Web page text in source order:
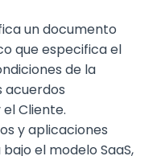
un documento
que especifica el
de la
acuerdos
Cliente.
y aplicaciones
el modelo SaaS,